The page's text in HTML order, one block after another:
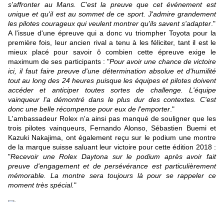
s'affronter au Mans. C'est la preuve que cet événement est
unique et qu'il est au sommet de ce sport. J'admire grandement
les pilotes courageux qui veulent montrer qu'ils savent s'adapter ."
A l'issue d'une épreuve qui a donc vu triompher Toyota pour la
première fois, leur ancien rival a tenu à les féliciter, tant il est le
mieux placé pour savoir ô combien cette épreuve exige le
maximum de ses participants : "Pour avoir une chance de victoire
ici, il faut faire preuve d'une détermination absolue et d'humilité
tout au long des 24 heures puisque les équipes et pilotes doivent
accéder et anticiper toutes sortes de challenge. L'équipe
vainqueur l'a démontré dans le plus dur des contextes. C'est
donc une belle récompense pour eux de l'emporter ."
L'ambassadeur Rolex n'a ainsi pas manqué de souligner que les
trois pilotes vainqueurs, Fernando Alonso, Sébastien Buemi et
Kazuki Nakajima, ont également reçu sur le podium une montre
de la marque suisse saluant leur victoire pour cette édition 2018 :
"Recevoir une Rolex Daytona sur le podium après avoir fait
preuve d'engagement et de persévérance est particulièrement
mémorable. La montre sera toujours là pour se rappeler ce
moment très spécial."